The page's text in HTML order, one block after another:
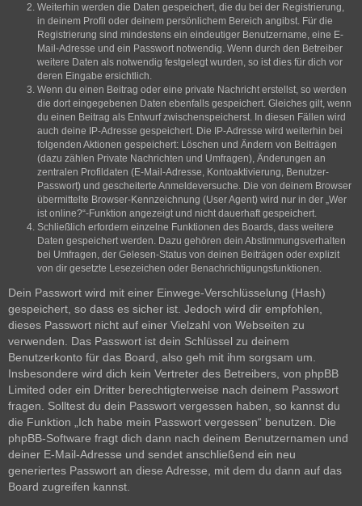
Weiterhin werden die Daten gespeichert, die du bei der Registrierung,
in deinem Profil oder deinem persönlichem Bereich angibst. Für die
Registrierung sind mindestens ein eindeutiger Benutzername, eine E-
Mail-Adresse und ein Passwort notwendig. Wenn durch den Betreiber
weitere Daten als notwendig festgelegt wurden, so ist dies für dich vor
deren Eingabe ersichtlich.
Wenn du einen Beitrag oder eine private Nachricht erstellst, so werden
die dort eingegebenen Daten ebenfalls gespeichert. Gleiches gilt, wenn
du einen Beitrag als Entwurf zwischenspeicherst. In diesen Fällen wird
auch deine IP-Adresse gespeichert. Die IP-Adresse wird weiterhin bei
folgenden Aktionen gespeichert: Löschen und Ändern von Beiträgen
(dazu zählen Private Nachrichten und Umfragen), Änderungen an
zentralen Profildaten (E-Mail-Adresse, Kontoaktivierung, Benutzer-
Passwort) und gescheiterte Anmeldeversuche. Die von deinem Browser
übermittelte Browser-Kennzeichnung (User Agent) wird nur in der „Wer
ist online?“-Funktion angezeigt und nicht dauerhaft gespeichert.
Schließlich erfordern einzelne Funktionen des Boards, dass weitere
Daten gespeichert werden. Dazu gehören dein Abstimmungsverhalten
bei Umfragen, der Gelesen-Status von deinen Beiträgen oder explizit
von dir gesetzte Lesezeichen oder Benachrichtigungsfunktionen.
Dein Passwort wird mit einer Einwege-Verschlüsselung (Hash)
gespeichert, so dass es sicher ist. Jedoch wird dir empfohlen,
dieses Passwort nicht auf einer Vielzahl von Webseiten zu
verwenden. Das Passwort ist dein Schlüssel zu deinem
Benutzerkonto für das Board, also geh mit ihm sorgsam um.
Insbesondere wird dich kein Vertreter des Betreibers, von phpBB
Limited oder ein Dritter berechtigterweise nach deinem Passwort
fragen. Solltest du dein Passwort vergessen haben, so kannst du
die Funktion „Ich habe mein Passwort vergessen“ benutzen. Die
phpBB-Software fragt dich dann nach deinem Benutzernamen und
deiner E-Mail-Adresse und sendet anschließend ein neu
generiertes Passwort an diese Adresse, mit dem du dann auf das
Board zugreifen kannst.